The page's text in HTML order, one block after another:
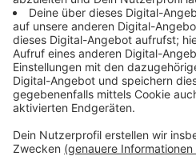
Müllabfuhr nach dem Fest
bis 6:30 Uhr am Straßenrand
abgeschmückt sein. Auch die
den Wertstoffhöfen der
Der Wertstoffhof an der
nach Weihnachten von 8 bis